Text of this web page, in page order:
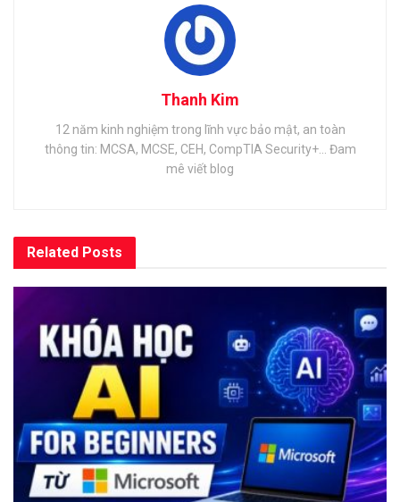
Thanh Kim
12 năm kinh nghiệm trong lĩnh vực bảo mật, an toàn
thông tin: MCSA, MCSE, CEH, CompTIA Security+... Đam
mê viết blog
Related Posts